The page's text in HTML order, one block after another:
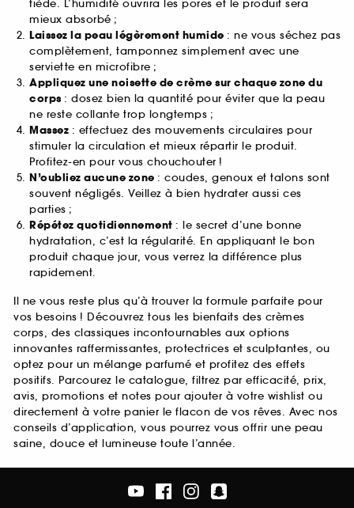
tiède. L’humidité ouvrira les pores et le produit sera
mieux absorbé ;
Laissez la peau légèrement humide : ne vous séchez pas
complètement, tamponnez simplement avec une
serviette en microfibre ;
Appliquez une noisette de crème sur chaque zone du
corps: dosez bien la quantité pour éviter que la peau
ne reste collante trop longtemps ;
Massez : effectuez des mouvements circulaires pour
stimuler la circulation et mieux répartir le produit.
Profitez-en pour vous chouchouter !
N’oubliez aucune zone : coudes, genoux et talons sont
souvent négligés. Veillez à bien hydrater aussi ces
parties ;
Répétez quotidiennement : le secret d’une bonne
hydratation, c’est la régularité. En appliquant le bon
produit chaque jour, vous verrez la différence plus
rapidement.
Il ne vous reste plus qu’à trouver la formule parfaite pour
vos besoins ! Découvrez tous les bienfaits des crèmes
corps, des classiques incontournables aux options
innovantes raffermissantes, protectrices et sculptantes, ou
optez pour un mélange parfumé et profitez des effets
positifs. Parcourez le catalogue, filtrez par efficacité, prix,
avis, promotions et notes pour ajouter à votre wishlist ou
directement à votre panier le flacon de vos rêves. Avec nos
conseils d’application, vous pourrez vous offrir une peau
saine, douce et lumineuse toute l’année.